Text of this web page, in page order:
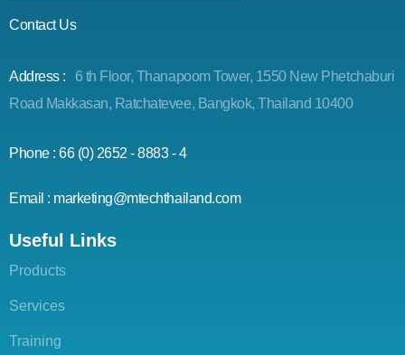
Contact Us
Address :
6 th Floor, Thanapoom Tower, 1550 New Phetchaburi
Road Makkasan, Ratchatevee, Bangkok, Thailand 10400
Phone : 66 (0) 2652 - 8883 - 4
Email : marketing@mtechthailand.com
Useful Links
Products
Services
Training